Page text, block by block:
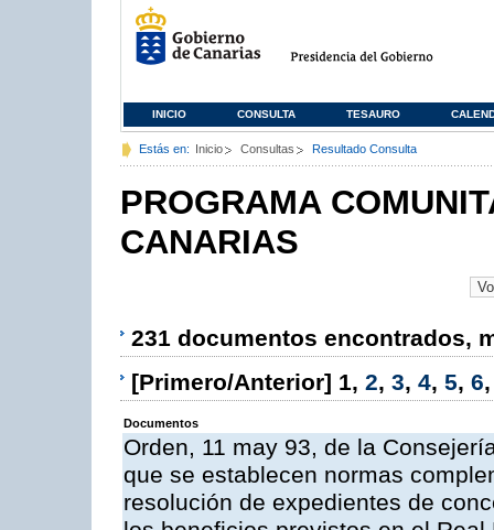
INICIO CONSULTA TESAURO
Estás en: Inicio Consultas Resultado Consulta
PROGRAMA
CANARIAS
231 documentos encontrados,
[Primero/Anterior] 1, 2, 3, 4, 5, 6
Documentos
Orden, 11 may 93, de la
que se establecen normas
resolución de expedientes de